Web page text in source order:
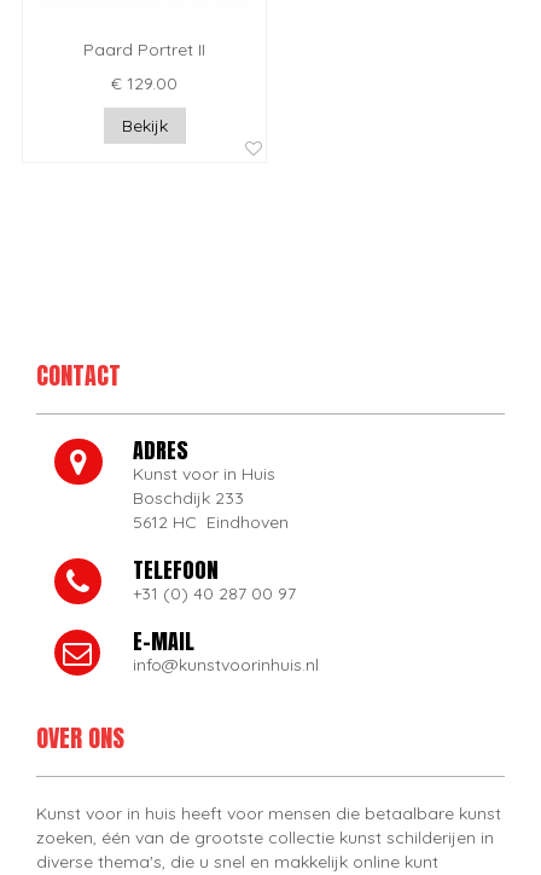
Paard Portret II
€ 129.00
Bekijk
CONTACT
ADRES
Kunst voor in Huis
Boschdijk 233
5612 HC Eindhoven
TELEFOON
+31 (0) 40 287 00 97
E-MAIL
info@kunstvoorinhuis.nl
OVER ONS
Kunst voor in huis heeft voor mensen die betaalbare kunst
zoeken, één van de grootste collectie kunst schilderijen in
diverse thema's, die u snel en makkelijk online kunt